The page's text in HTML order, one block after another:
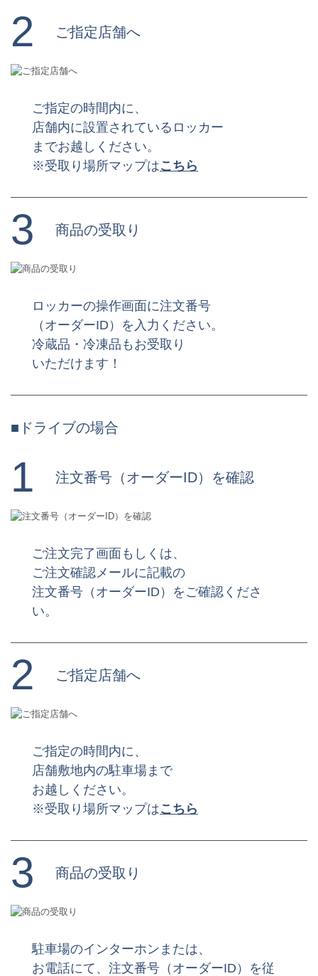
2 ご指定店舗へ
ご指定の時間内に、
店舗内に設置されているロッカー
までお越しください。
※受取り場所マップはこちら
3 商品の受取り
ロッカーの操作画面に注文番号
（オーダーID）を入力ください。
冷蔵品・冷凍品もお受取り
いただけます！
■ドライブの場合
1 注文番号（オーダーID）を確認
ご注文完了画面もしくは、
ご注文確認メールに記載の
注文番号（オーダーID）をご確認くださ
い。
2 ご指定店舗へ
ご指定の時間内に、
店舗敷地内の駐車場まで
お越しください。
※受取り場所マップはこちら
3 商品の受取り
駐車場のインターホンまたは、
お電話にて、注文番号（オーダーID）を従